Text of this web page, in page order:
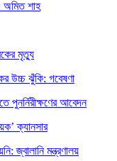
অমিত শাহ
মৃত্যু
উচ্চ ঝুঁকি: গবেষণা
আবেদন
ক্যানসার
জ্বালানি মন্ত্রণালয়